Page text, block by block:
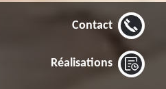
Contact
Réalisations